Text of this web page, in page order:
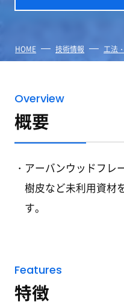
HOME 技術情報 工法
Overview
概要
アーバンウッドフレ
樹皮など未利用資材
す。
Features
特徴